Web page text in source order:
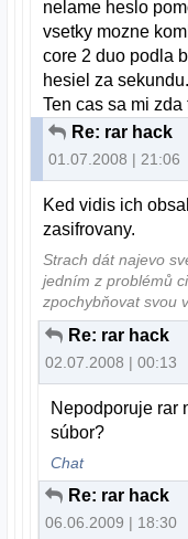
nelame heslo
vsetky mozne
core 2 duo podla
hesiel za sekundu.
Ten cas sa mi zda
Re: rar hack
01.07.2008 | 21:06
Ked vidis ich
zasifrovany.
Strach dát najevo
jedním z problémů
zpochybňovat svou
Re: rar hack
02.07.2008 | 00:13
Nepodporuje rar
súbor?
Chat
Re: rar hack
06.06.2009 | 18:30